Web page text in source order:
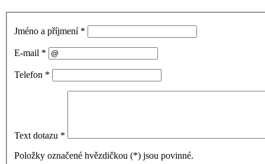
Jméno a příjmení *
E-mail *
Telefon *
Text dotazu *
Položky označené hvězdičkou (*) jsou povinné.